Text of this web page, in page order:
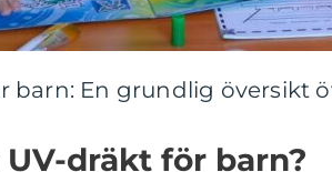
barn: En grundlig översikt
UV-dräkt för barn?